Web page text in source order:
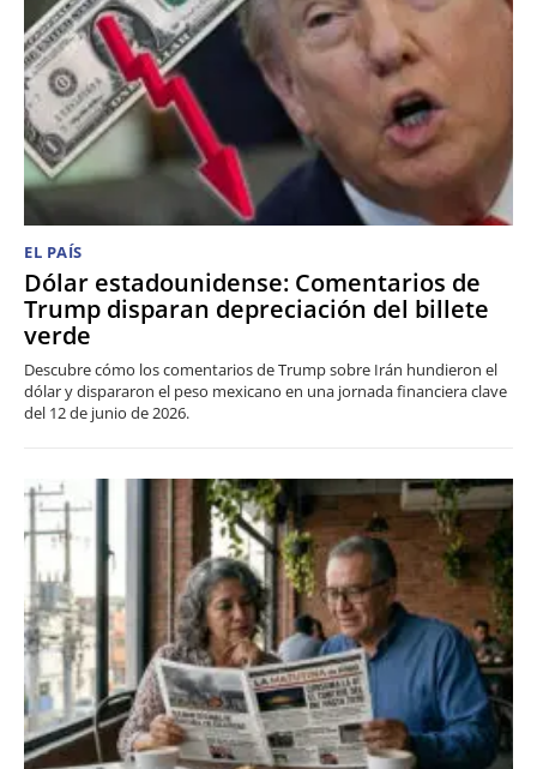
EL PAÍS
Dólar estadounidense: Comentarios de
Trump disparan depreciación del billete
verde
Descubre cómo los comentarios de Trump sobre Irán hundieron el
dólar y dispararon el peso mexicano en una jornada financiera clave
del 12 de junio de 2026.